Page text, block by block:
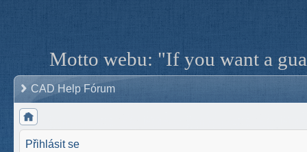
Motto webu: "If you want a
CAD Help Fórum
Přihlásit se